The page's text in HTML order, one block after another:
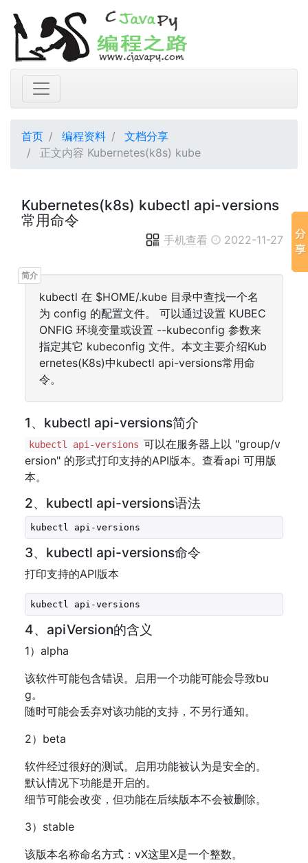
首页 编程资料
文档分享
正文内容 Kubernetes(k8s) kube
Kubernetes(k8s) kubectl api-versions
常用命令
手机查看 2022-11-27
kubectl 在 $HOME/.kube 目录中查找一个名
为 config 的配置文件。 可以通过设置 KUBEC
ONFIG 环境变量或设置 --kubeconfig 参数来
指定其它 kubeconfig 文件。本文主要介绍Kub
ernetes(K8s)中kubectl api-versions常用命
令。
1、kubectl api-versions简介
kubectl api-versions 可以在服务器上以 "group/v
ersion" 的形式打印支持的API版本。查看api 可用版
本。
2、kubectl api-versions语法
kubectl api-versions
3、kubectl api-versions命令
打印支持的API版本
kubectl api-versions
4、apiVersion的含义
1）alpha
该软件可能包含错误。启用一个功能可能会导致bu
g。
随时可能会丢弃对该功能的支持，不另行通知。
2）beta
软件经过很好的测试。启用功能被认为是安全的。
默认情况下功能是开启的。
细节可能会改变，但功能在后续版本不会被删除。
3）stable
该版本名称命名方式：vX这里X是一个整数。